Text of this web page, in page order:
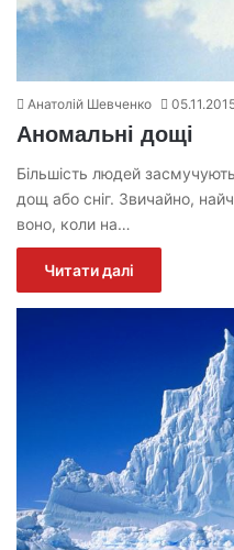
Анатолій Шевченко
Аномальні дощі
Більшість людей
дощ або сніг. Звичайно,
воно, коли на…
Читати далі